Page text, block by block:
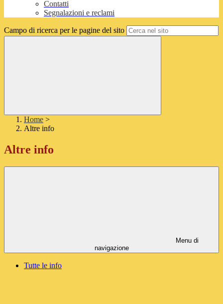
Contatti
Segnalazioni e reclami
Campo di ricerca per le pagine del sito
Home >
Altre info
Altre info
Menu di
navigazione
Tutte le info